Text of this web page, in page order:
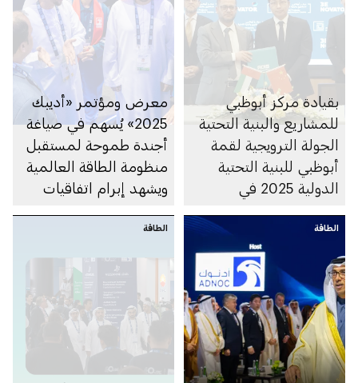
بقيادة مركز أبوظبي
للمشاريع والبنية التحتية
الجولة الترويجية لقمة
أبوظبي للبنية التحتية
الدولية 2025 في
مدن ذكية مستدامة
مدعومة بالذكاء
الاصطناعي في الإمارة
معرض ومؤتمر «أديبك
2025» يُسهم في صياغة
أجندة طموحة لمستقبل
منظومة الطاقة العالمية
ويشهد إبرام اتفاقيات
مختلف القطاعات
الطاقة الطاقة